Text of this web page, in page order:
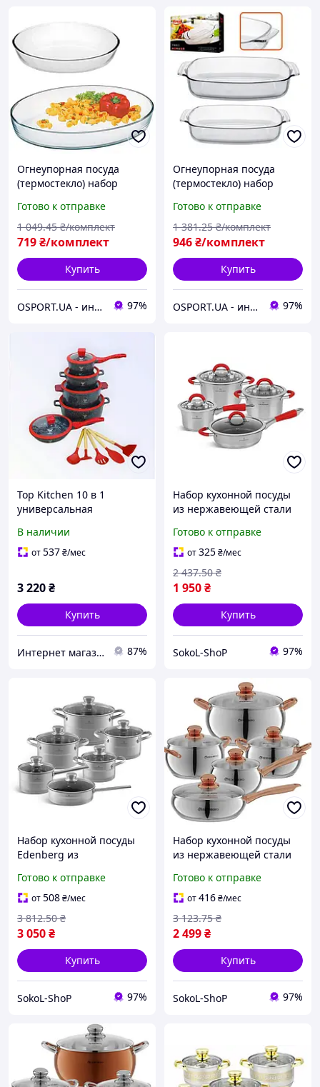
Огнеупорная посуда
(термостекло) набор
запекания 2шт Stenson
Firex (236718)
Готово к отправке
719₴/комплект
1 049.45 ₴/комплект
Купить
OSPORT.UA - интернет магазин спортивных товаров 97%
Огнеупорная посуда
(термостекло) набор
стеклянных для
запекания 2шт Stenson
Firex (MS-0514)
Готово к отправке
946₴/комплект
1 381.25 ₴/комплект
Купить
OSPORT.UA - интернет магазин спортивных товаров 97%
Top Kitchen 10 в 1
универсальная
гранитным
антипригарным
стеклянными крышками
для всех плит
В наличии
от537₴/мес
3 220₴
Купить
Интернет магазин «Fullmarket» 87%
Набор кухонной посуды
из нержавеющей стали
крышками 8 предметов
Edenberg EB-2408
Готово к отправке
от325₴/мес
1 950₴
2 437.50 ₴
Купить
SokoL-ShoP 97%
Набор кухонной посуды
Edenberg из
стеклянными крышками
12 предметов (EB-2401)
Готово к отправке
от508₴/мес
3 050₴
3 812.50 ₴
Купить
SokoL-ShoP 97%
Набор кухонной посуды
из нержавеющей стали
крышками 10 предметов
Edenberg EB-2422
Готово к отправке
от416₴/мес
2 499₴
3 123.75 ₴
Купить
SokoL-ShoP 97%